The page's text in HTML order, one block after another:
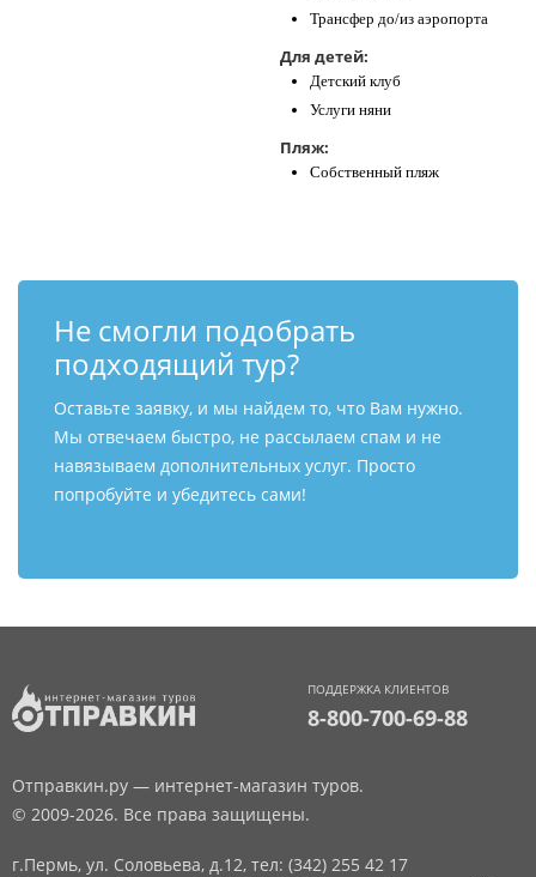
Трансфер до/из аэропорта
Для детей:
Детский клуб
Услуги няни
Пляж:
Собственный пляж
Не смогли подобрать
подходящий тур?
Оставьте заявку, и мы найдем то, что Вам нужно.
Мы отвечаем быстро, не рассылаем спам и не
навязываем дополнительных услуг. Просто
попробуйте и убедитесь сами!
ПОДДЕРЖКА КЛИЕНТОВ
8-800-700-69-88
Отправкин.ру — интернет-магазин туров.
© 2009-2026. Все права защищены.
г.Пермь, ул. Соловьева, д.12, тел: (342) 255 42 17